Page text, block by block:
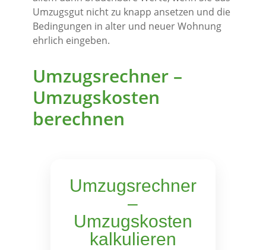
Umzugsgut nicht zu knapp ansetzen und die
Bedingungen in alter und neuer Wohnung
ehrlich eingeben.
Umzugsrechner –
Umzugskosten
berechnen
Umzugsrechner
–
Umzugskosten
kalkulieren